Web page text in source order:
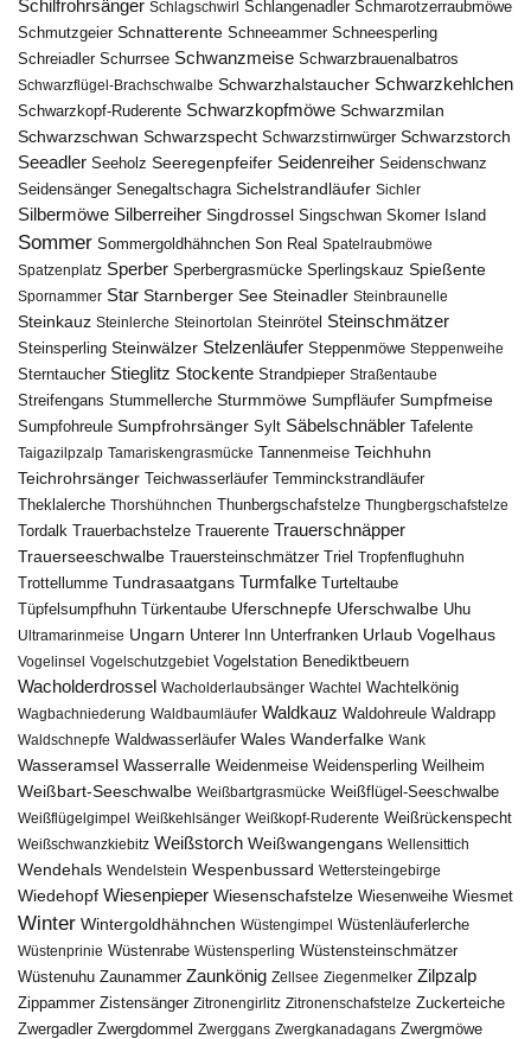
Schilfrohrsänger Schlagschwirl Schlangenadler Schmarotzerraubmöwe
Schmutzgeier Schnatterente Schneeammer Schneesperling
Schreiadler Schurrsee Schwanzmeise Schwarzbrauenalbatros
Schwarzflügel-Brachschwalbe Schwarzhalstaucher Schwarzkehlchen
Schwarzkopf-Ruderente Schwarzkopfmöwe Schwarzmilan
Schwarzschwan Schwarzspecht Schwarzstirnwürger Schwarzstorch
Seeadler Seeholz Seeregenpfeifer Seidenreiher Seidenschwanz
Seidensänger Senegaltschagra Sichelstrandläufer Sichler
Silbermöwe Silberreiher Singdrossel Singschwan Skomer Island
Sommer Sommergoldhähnchen Son Real Spatelraubmöwe
Spatzenplatz Sperber Sperbergrasmücke Sperlingskauz Spießente
Spornammer Star Starnberger See Steinadler Steinbraunelle
Steinkauz Steinlerche Steinortolan Steinrötel Steinschmätzer
Steinsperling Steinwälzer Stelzenläufer Steppenmöwe Steppenweihe
Sterntaucher Stieglitz Stockente Strandpieper Straßentaube
Streifengans Stummellerche Sturmmöwe Sumpfläufer Sumpfmeise
Sumpfohreule Sumpfrohrsänger Sylt Säbelschnäbler Tafelente
Taigazilpzalp Tamariskengrasmücke Tannenmeise Teichhuhn
Teichrohrsänger Teichwasserläufer Temminckstrandläufer
Theklalerche Thorshühnchen Thunbergschafstelze Thungbergschafstelze
Tordalk Trauerbachstelze Trauerente Trauerschnäpper
Trauerseeschwalbe Trauersteinschmätzer Triel Tropfenflughuhn
Trottellumme Tundrasaatgans Turmfalke Turteltaube
Tüpfelsumpfhuhn
Türkentaube Uferschnepfe Uferschwalbe Uhu
Ultramarinmeise Ungarn Unterer Inn Unterfranken Urlaub Vogelhaus
Vogelinsel Vogelschutzgebiet Vogelstation Benediktbeuern
Wacholderdrossel Wacholderlaubsänger Wachtel Wachtelkönig
Wagbachniederung Waldbaumläufer Waldkauz Waldohreule Waldrapp
Waldschnepfe Waldwasserläufer Wales Wanderfalke Wank
Wasseramsel Wasserralle Weidenmeise Weidensperling Weilheim
Weißbart-Seeschwalbe Weißbartgrasmücke Weißflügel-Seeschwalbe
Weißflügelgimpel Weißkehlsänger Weißkopf-Ruderente Weißrückenspecht
Weißschwanzkiebitz Weißstorch Weißwangengans Wellensittich
Wendehals Wendelstein Wespenbussard Wettersteingebirge
Wiedehopf Wiesenpieper Wiesenschafstelze Wiesenweihe Wiesmet
Winter Wintergoldhähnchen Wüstengimpel Wüstenläuferlerche
Wüstenprinie Wüstenrabe Wüstensperling Wüstensteinschmätzer
Wüstenuhu Zaunammer Zaunkönig Zellsee Ziegenmelker Zilpzalp
Zippammer Zistensänger Zitronengirlitz Zitronenschafstelze Zuckerteiche
Zwergadler Zwergdommel Zwerggans Zwergkanadagans Zwergmöwe